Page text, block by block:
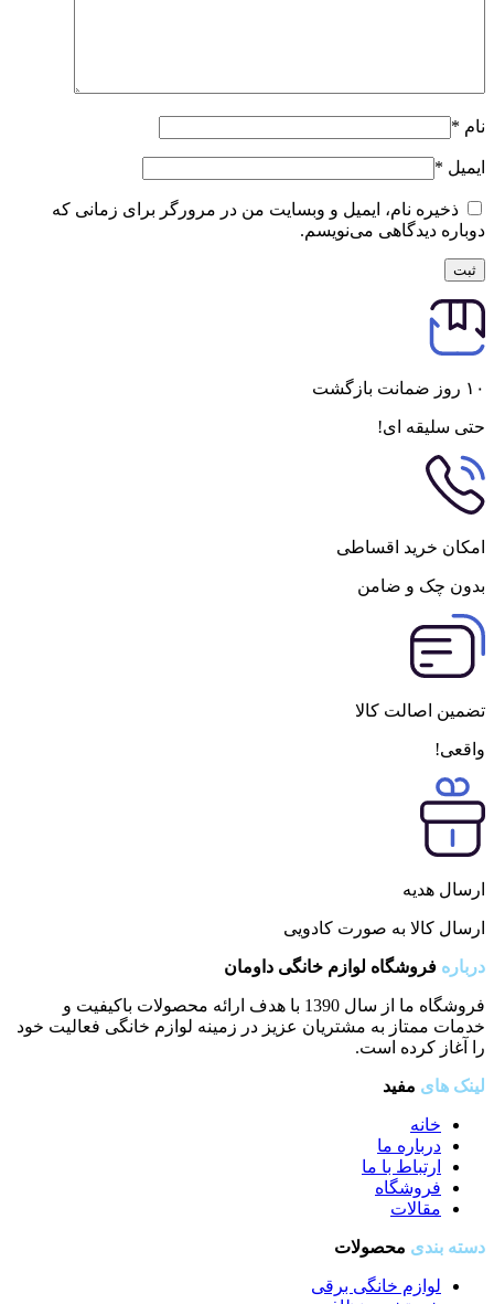
نام *
ایمیل *
ذخیره نام، ایمیل و وبسایت من در مرورگر برای زمانی که
دوباره دیدگاهی می‌نویسم.
۱۰ روز ضمانت بازگشت
حتی سلیقه ای!
امکان خرید اقساطی
بدون چک و ضامن
تضمین اصالت کالا
واقعی!
ارسال هدیه
ارسال کالا به صورت کادویی
درباره فروشگاه لوازم خانگی داومان
فروشگاه ما از سال 1390 با هدف ارائه محصولات باکیفیت و
خدمات ممتاز به مشتریان عزیز در زمینه لوازم خانگی فعالیت خود
را آغاز کرده است.
لینک های مفید
خانه
درباره ما
ارتباط با ما
فروشگاه
مقالات
دسته بندی محصولات
لوازم خانگی برقی